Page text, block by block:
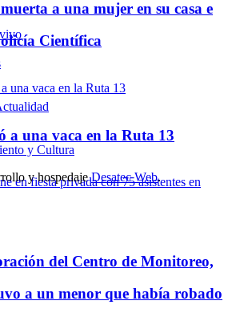
a una mujer en su casa e
Científica
a una vaca en la Ruta 13
del Centro de Monitoreo,
a un menor que había robado
y Cultura
y hospedajeDesatec Web.